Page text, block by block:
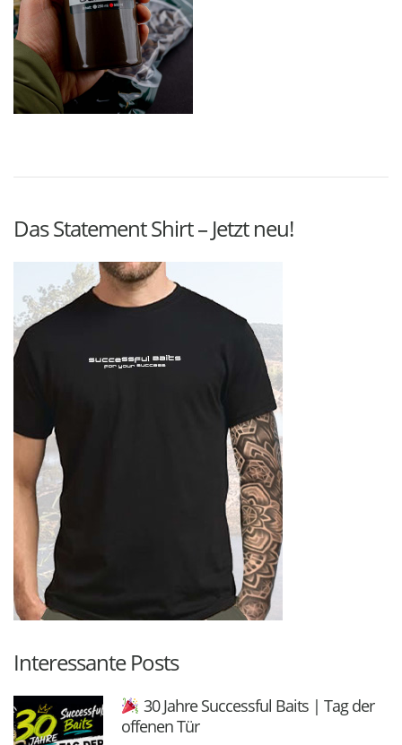
Das Statement Shirt – Jetzt neu!
Interessante Posts
30 Jahre Successful Baits | Tag der
offenen Tür